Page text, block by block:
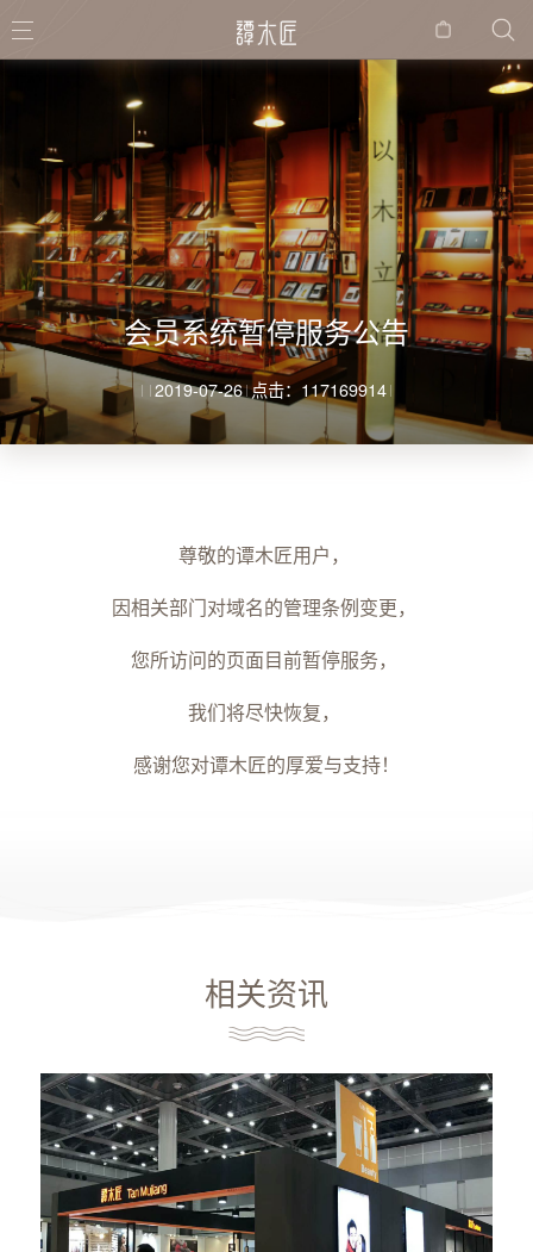
购物
会员系统暂停服务公告
2019-07-26 点击：117169914
尊敬的谭木匠用户，
因相关部门对域名的管理条例变更，
您所访问的页面目前暂停服务，
我们将尽快恢复，
感谢您对谭木匠的厚爱与支持！
相关资讯